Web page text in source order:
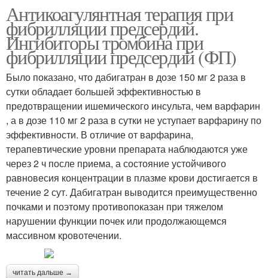
Антикоагулянтная терапия при
фибрилляции предсердий.
Ингибиторы тромбина при
фибрилляции предсердий (ФП)
Было показано, что дабигатран в дозе 150 мг 2 раза в
сутки обладает большей эффективностью в
предотвращении ишемического инсульта, чем варфарин
, а в дозе 110 мг 2 раза в сутки не уступает варфарину по
эффективности. В отличие от варфарина,
терапевтические уровни препарата наблюдаются уже
через 2 ч после приема, а состояние устойчивого
равновесия концентрации в плазме крови достигается в
течение 2 сут. Дабигатран выводится преимущественно
почками и поэтому противопоказан при тяжелом
нарушении функции почек или продолжающемся
массивном кровотечении.
читать дальше →